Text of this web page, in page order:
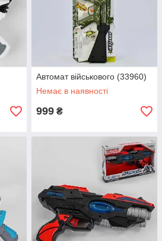
Автомат військового (33960)
Немає в наявності
999 ₴